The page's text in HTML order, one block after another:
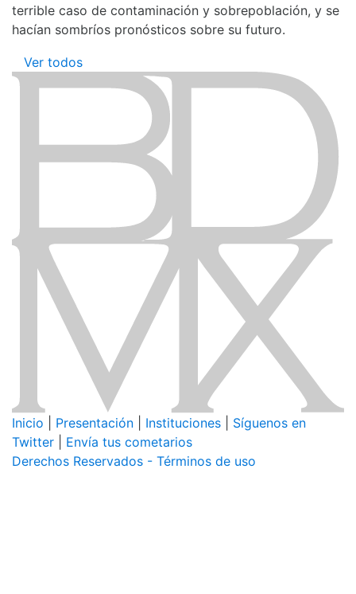
terrible caso de contaminación y sobrepoblación, y se
hacían sombríos pronósticos sobre su futuro.
Ver todos
Inicio Presentación Instituciones
Síguenos en
Twitter
Envía tus cometarios
Derechos Reservados - Términos de uso